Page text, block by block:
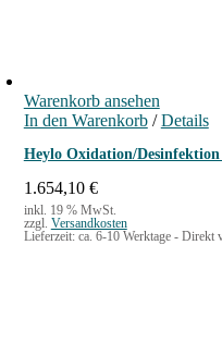
Warenkorb ansehen
In den Warenkorb / Details
Heylo Oxidation/
1.654,10 €
inkl. 19 % MwSt.
zzgl. Versandkosten
Lieferzeit: ca. 6-10 Werktage - Direkt